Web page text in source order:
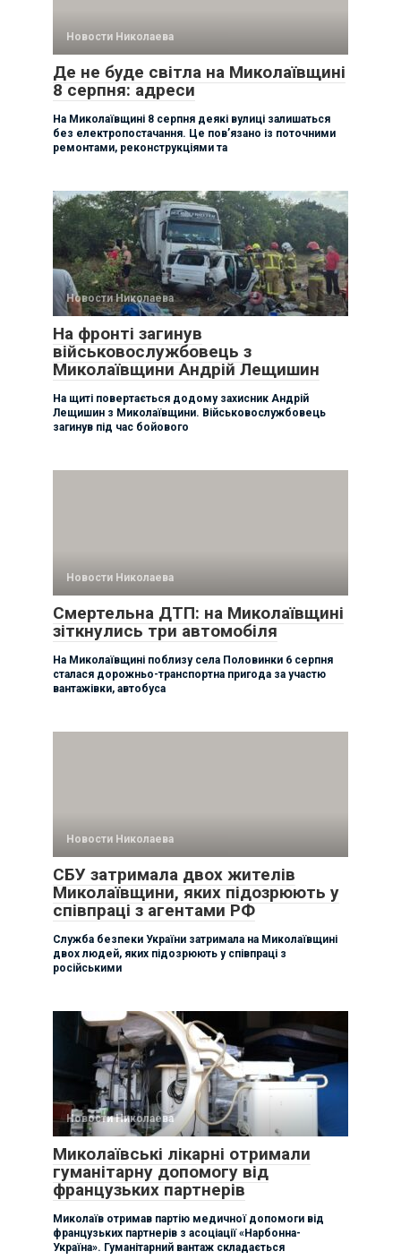
Новости Николаева
Де не буде світла на Миколаївщині
8 серпня: адреси
На Миколаївщині 8 серпня деякі вулиці залишаться
без електропостачання. Це пов’язано із поточними
ремонтами, реконструкціями та
Новости Николаева
На фронті загинув
військовослужбовець з
Миколаївщини Андрій Лещишин
На щиті повертається додому захисник Андрій
Лещишин з Миколаївщини. Військовослужбовець
загинув під час бойового
Новости Николаева
Смертельна ДТП: на Миколаївщині
зіткнулись три автомобіля
На Миколаївщині поблизу села Половинки 6 серпня
сталася дорожньо-транспортна пригода за участю
вантажівки, автобуса
Новости Николаева
СБУ затримала двох жителів
Миколаївщини, яких підозрюють у
співпраці з агентами РФ
Служба безпеки України затримала на Миколаївщині
двох людей, яких підозрюють у співпраці з
російськими
Новости Николаева
Миколаївські лікарні отримали
гуманітарну допомогу від
французьких партнерів
Миколаїв отримав партію медичної допомоги від
французьких партнерів з асоціації «Нарбонна-
Україна». Гуманітарний вантаж складається